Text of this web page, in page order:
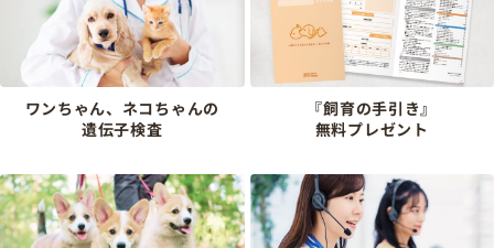
ワンちゃん、ネコちゃんの
遺伝子検査
『飼育の手引き』
無料プレゼント